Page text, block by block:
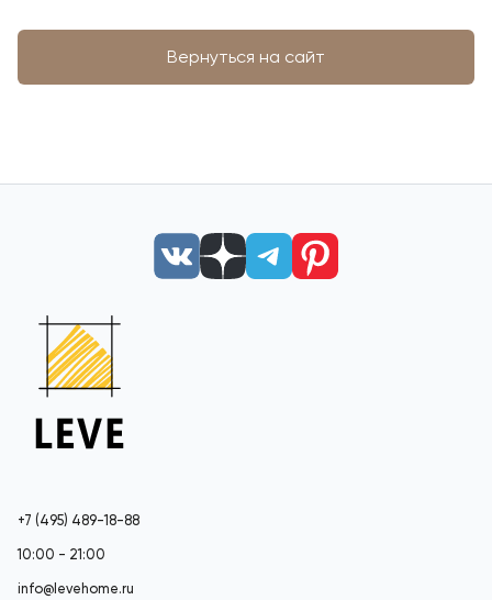
Вернуться на сайт
+7 (495) 489-18-88
10:00 - 21:00
info@levehome.ru